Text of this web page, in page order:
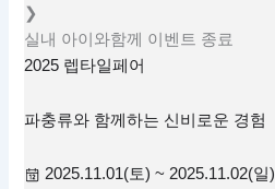
❯
실내 아이와함께 이벤트 종료
2025 렙타일페어
파충류와 함께하는 신비로운 경험
2025.11.01(토) ~ 2025.11.02(일)